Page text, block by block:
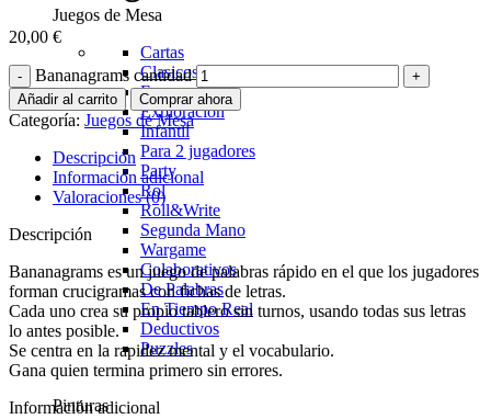
Juegos de Mesa
Cartas
Clasicos
Eurogame
Exploración
Infantil
Para 2 jugadores
Party
Rol
Roll&Write
Segunda Mano
Wargame
Colaborativos
De Palabras
En Tiempo Real
Deductivos
Puzzles
Pinturas
20,00 €
Bananagrams cantidad
Añadir al carrito Comprar ahora
Categoría: Juegos de Mesa
Descripción
Información adicional
Valoraciones (0)
Descripción
Bananagrams es un juego de palabras rápido en el que los jugadores
forman crucigramas con fichas de letras.
Cada uno crea su propio tablero sin turnos, usando todas sus letras
lo antes posible.
Se centra en la rapidez mental y el vocabulario.
Gana quien termina primero sin errores.
Información adicional